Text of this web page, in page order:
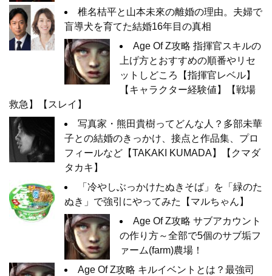
椎名桔平と山本未來の離婚の理由。夫婦で
盲導犬を育てた結婚16年目の真相
Age Of Z攻略 指揮官スキルの
上げ方とおすすめの順番やリセ
ットしどころ【指揮官レベル】
【キャラクター経験値】【戦場
救急】【スレイ】
写真家・熊田貴樹ってどんな人？多部未華
子との結婚のきっかけ、接点と作品集、プロ
フィールなど【TAKAKI KUMADA】【クマダ
タカキ】
「冷やしぶっかけたぬきそば」を「緑のた
ぬき」で強引にやってみた【マルちゃん】
Age Of Z攻略 サブアカウント
の作り方～全部で5個のサブ垢フ
ァーム(farm)農場！
Age Of Z攻略 キルイベントとは？最強司